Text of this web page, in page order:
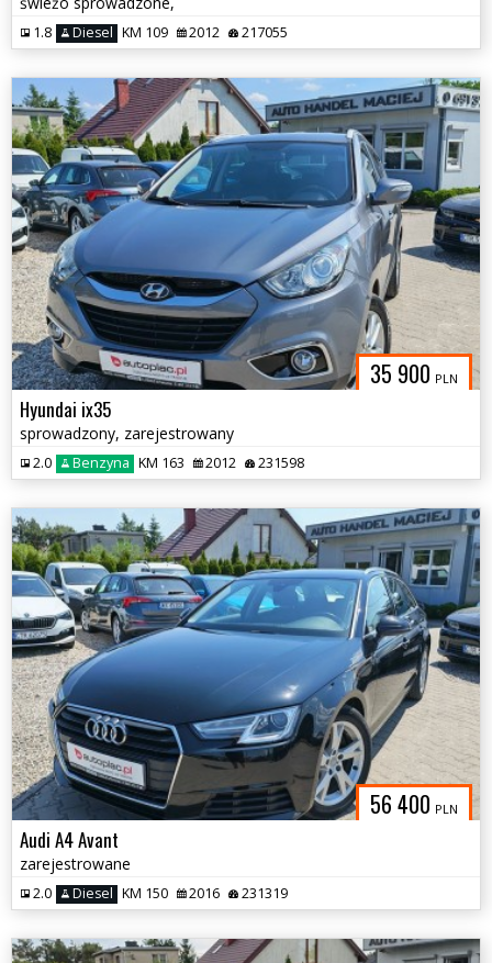
1.8 Diesel KM 109 2012 217055
35 900 PLN
Hyundai ix35
sprowadzony, zarejestrowany
2.0 Benzyna KM 163 2012 231598
56 400 PLN
Audi A4 Avant
zarejestrowane
2.0 Diesel KM 150 2016 231319